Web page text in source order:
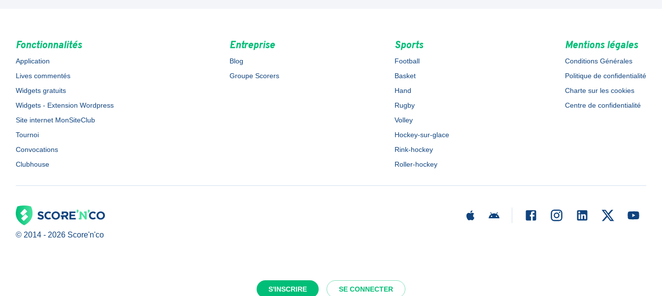
S'INSCRIRE SE CONNECTER
Fonctionnalités
Application
Lives commentés
Widgets gratuits
Widgets - Extension Wordpress
Site internet MonSiteClub
Tournoi
Convocations
Clubhouse
Entreprise
Blog
Groupe Scorers
Sports
Football
Basket
Hand
Rugby
Volley
Hockey-sur-glace
Rink-hockey
Roller-hockey
Mentions légales
Conditions Générales
Politique de confidentialité
Charte sur les cookies
Centre de confidentialité
© 2014 - 2026 Score'n'co